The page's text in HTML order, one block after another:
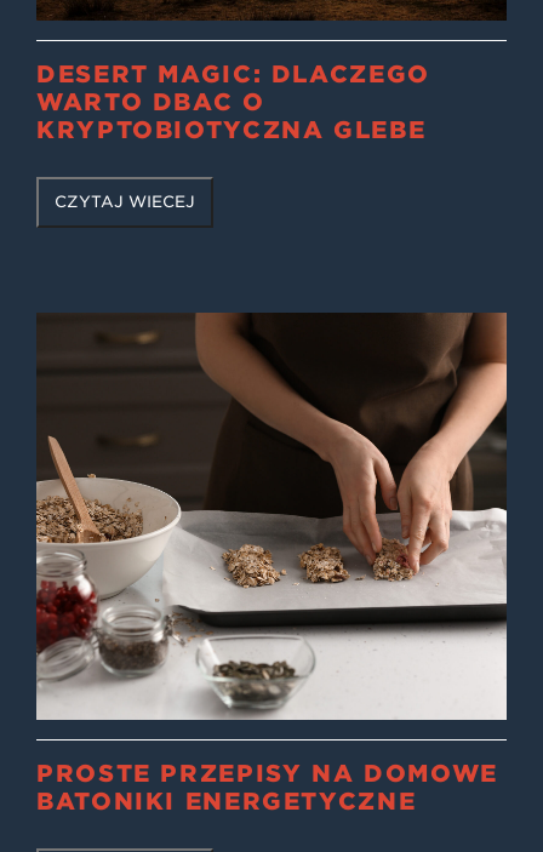
DESERT MAGIC: DLACZEGO
WARTO DBAĆ O
KRYPTOBIOTYCZNĄ GLEBĘ
CZYTAJ WIĘCEJ
PROSTE PRZEPISY NA DOMOWE
BATONIKI ENERGETYCZNE